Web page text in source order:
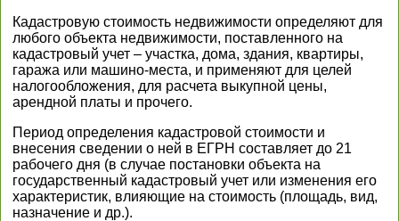
Кадастровую стоимость недвижимости определяют для
любого объекта недвижимости, поставленного на
кадастровый учет – участка, дома, здания, квартиры,
гаража или машино-места, и применяют для целей
налогообложения, для расчета выкупной цены,
арендной платы и прочего.
Период определения кадастровой стоимости и
внесения сведении о ней в ЕГРН составляет до 21
рабочего дня (в случае постановки объекта на
государственный кадастровый учет или изменения его
характеристик, влияющие на стоимость (площадь, вид,
назначение и др.).